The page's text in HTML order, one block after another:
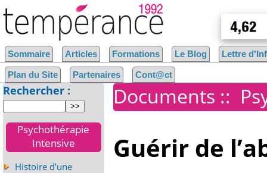
Documents ::
Guérir de
Sommaire Articles Formations Le Blog Lettre
Plan du Site Partenaires Cont@ct
Rechercher :
Psychothérapie
Intensive
Histoire d’une